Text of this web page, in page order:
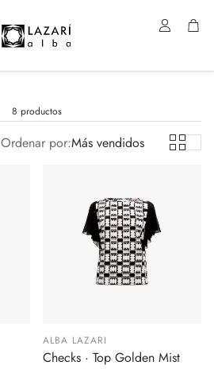
Cuenta
8 productos
Ordenar por:Más vendidos
ALBA LAZARI
Checks · Top Golden Mist